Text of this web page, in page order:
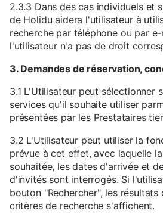
2.3.3 Dans des cas individuels et
de Holidu aidera l'utilisateur à
recherche par téléphone ou par
l'utilisateur n'a pas de droit
3. Demandes de réservation,
3.1 L'Utilisateur peut sélectionner
services qu'il souhaite utiliser
présentées par les Prestataires
3.2 L'Utilisateur peut utiliser la
prévue à cet effet, avec laquelle
souhaitée, les dates d'arrivée et
d'invités sont interrogés. Si
bouton "Rechercher", les
critères de recherche s'affichent.